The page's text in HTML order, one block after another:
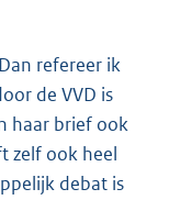
refereer ik
de VVD is
haar brief ook
zelf ook heel
debat is